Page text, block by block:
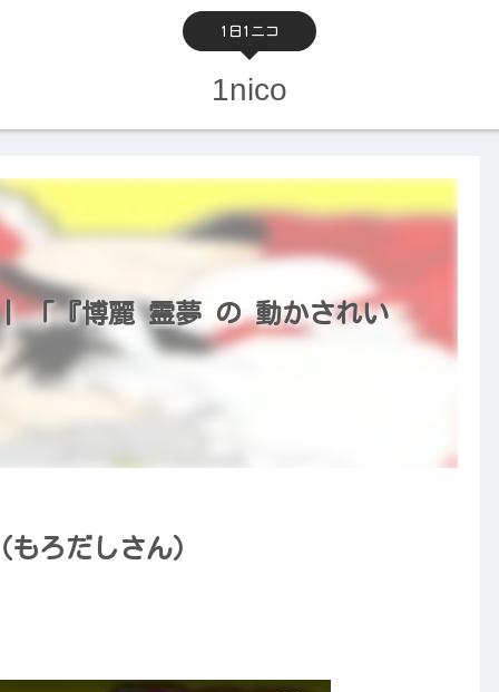
1日1ニコ
1nico
「『博麗 霊夢 の 動かされい
ろだしさん）